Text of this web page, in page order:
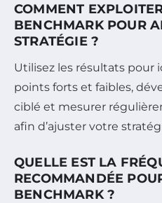
COMMENT
BENCHMARK POUR
STRATÉGIE ?
Utilisez les résultats pour
points forts et faibles,
ciblé et mesurer
afin d’ajuster votre
QUELLE EST LA
RECOMMANDÉE
BENCHMARK ?